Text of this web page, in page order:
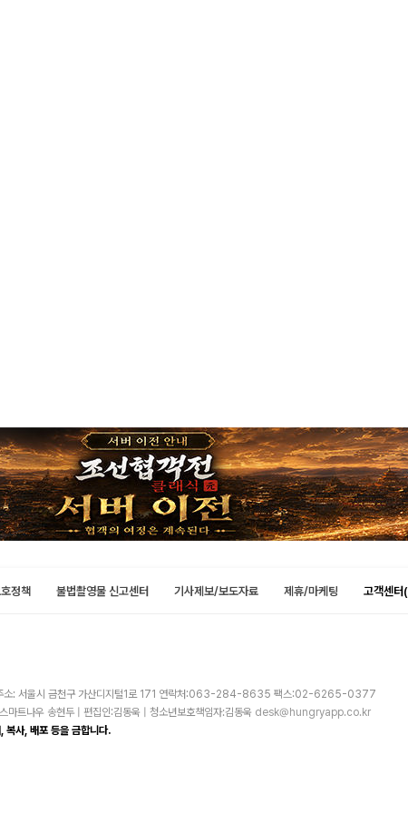
정책 불법촬영물 신고센터 기사제보/보도자료 제휴/마케팅 고객센
주소: 서울시 금천구 가산디지털1로 171 연락처:063-284-8635 팩스:02-6265-0377
나우 송현두 | 편집인:김동욱 | 청소년보호책임자:김동욱 desk@hungryapp.co.kr
복사, 배포 등을 금합니다.